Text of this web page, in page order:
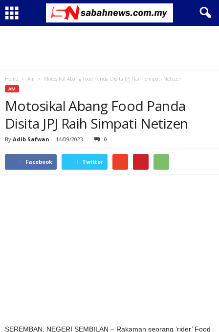
Home Am Motosikal Abang Food Panda Disita JPJ Raih Simpati Netizen
AM
Motosikal Abang Food Panda
Disita JPJ Raih Simpati Netizen
By Adib Safwan - 14/09/2023 0
Facebook Twitter
SEREMBAN, NEGERI SEMBILAN – Rakaman seorang ‘rider’ Food